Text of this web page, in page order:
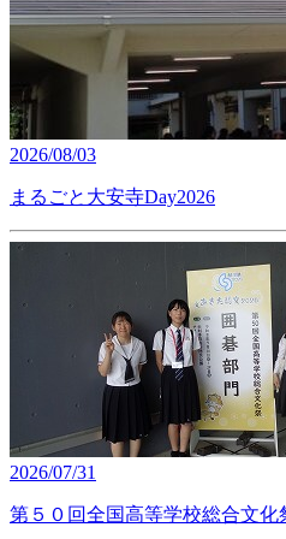
2026/08/03
まるごと大安寺Day2026
2026/07/31
第５０回全国高等学校総合文